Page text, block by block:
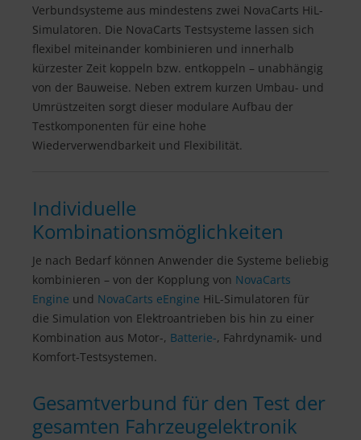
Verbundsysteme aus mindestens zwei NovaCarts HiL-
Simulatoren. Die NovaCarts Testsysteme lassen sich
flexibel miteinander kombinieren und innerhalb
kürzester Zeit koppeln bzw. entkoppeln – unabhängig
von der Bauweise. Neben extrem kurzen Umbau- und
Umrüstzeiten sorgt dieser modulare Aufbau der
Testkomponenten für eine hohe
Wiederverwendbarkeit und Flexibilität.
Individuelle
Kombinationsmöglichkeiten
Je nach Bedarf können Anwender die Systeme beliebig
kombinieren – von der Kopplung von NovaCarts
Engine und NovaCarts eEngine HiL-Simulatoren für
die Simulation von Elektroantrieben bis hin zu einer
Kombination aus Motor-, Batterie-, Fahrdynamik- und
Komfort-Testsystemen.
Gesamtverbund für den Test der
gesamten Fahrzeugelektronik